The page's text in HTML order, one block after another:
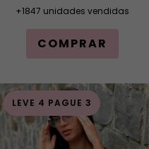
+1847 unidades vendidas
COMPRAR
LEVE 4 PAGUE 3